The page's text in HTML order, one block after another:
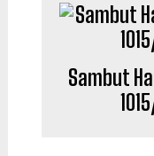
Sambut